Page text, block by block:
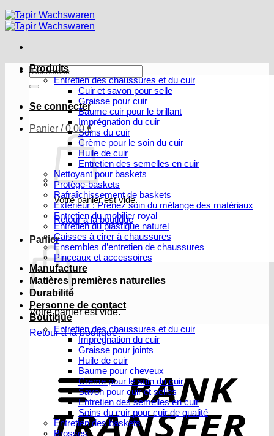
Recherche
pour :
Se connecter
Panier /0,00€
Votre panier est vide.
Retour à la boutique
Panier
Votre panier est vide.
Retour à la boutique
Produits
Entretien des chaussures et du cuir
Cuir et savon pour selle
Graisse pour cuir
Baume cuir pour le brillant
Imprégnation du cuir
Soins du cuir
Crème pour le soin du cuir
Huile de cuir
Entretien des semelles en cuir
Nettoyant pour baskets
Protège-baskets
Rafraîchissement de baskets
Extérieur : Prenez soin du mélange des matériaux
Entretien du mobilier royal
Entretien du plastique naturel
Caisses à cirer à chaussures
Ensembles d’entretien de chaussures
Pinceaux et accessoires
Manufacture
Matières premières naturelles
Durabilité
Personne de contact
Boutique
Entretien des chaussures et du cuir
Imprégnation du cuir
Graisse pour joints
Huile de cuir
Baume pour cheveux
Crème pour le soin du cuir
Savon pour cuir et selles
Entretien des semelles en cuir
Soins du cuir pour cuir de qualité
Entretien des baskets
Brosses